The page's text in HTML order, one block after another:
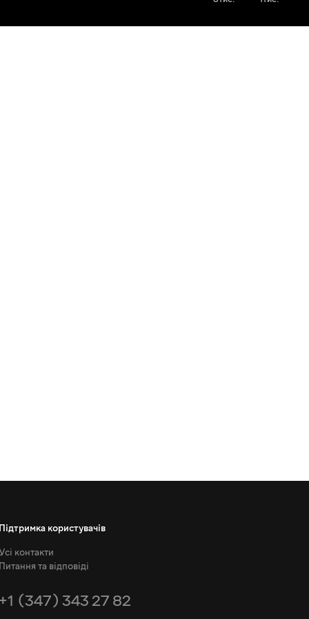
Підтримка користувачів
контакти
Питання та відповіді
+1 (347) 343 27 82